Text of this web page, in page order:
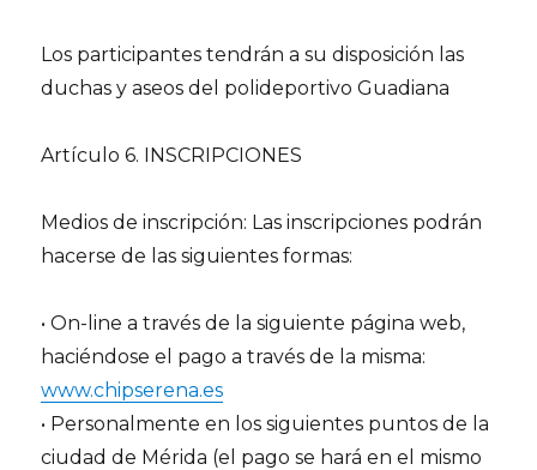
Los participantes tendrán a su disposición las
duchas y aseos del polideportivo Guadiana
Artículo 6. INSCRIPCIONES
Medios de inscripción: Las inscripciones podrán
hacerse de las siguientes formas:
• On-line a través de la siguiente página web,
haciéndose el pago a través de la misma:
www.chipserena.es
• Personalmente en los siguientes puntos de la
ciudad de Mérida (el pago se hará en el mismo